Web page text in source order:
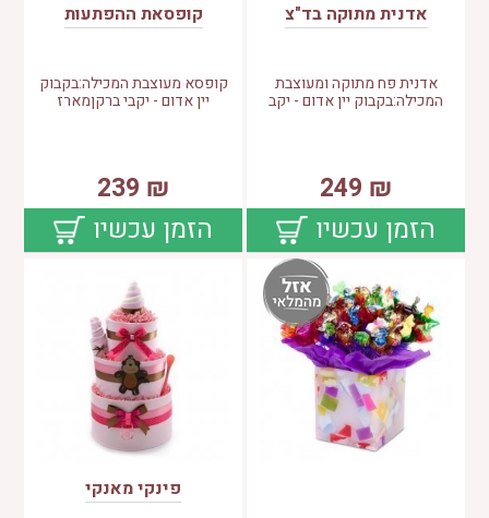
אדנית מתוקה בד"צ
אדנית פח מתוקה ומעוצבת
המכילה:בקבוק יין אדום - יקב
₪
249
הזמן עכשיו
קופסאת ההפתעות
קופסא מעוצבת המכילה:בקבוק
יין אדום - יקבי ברקןמארז
₪
239
הזמן עכשיו
פינקי מאנקי